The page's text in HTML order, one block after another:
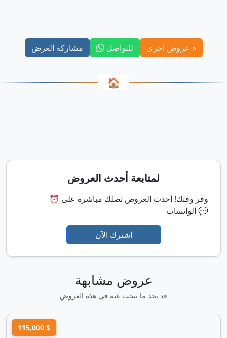
« عروض اخرى للتواصل مشاركة العرض
🏠
لمتابعة أحدث العروض
⏰ وفر وقتك! أحدث العروض تصلك مباشرة على
الواتساب 💬
اشترك الآن
عروض مشابهة
قد تجد ما تبحث عنه في هذه العروض
115,000 $